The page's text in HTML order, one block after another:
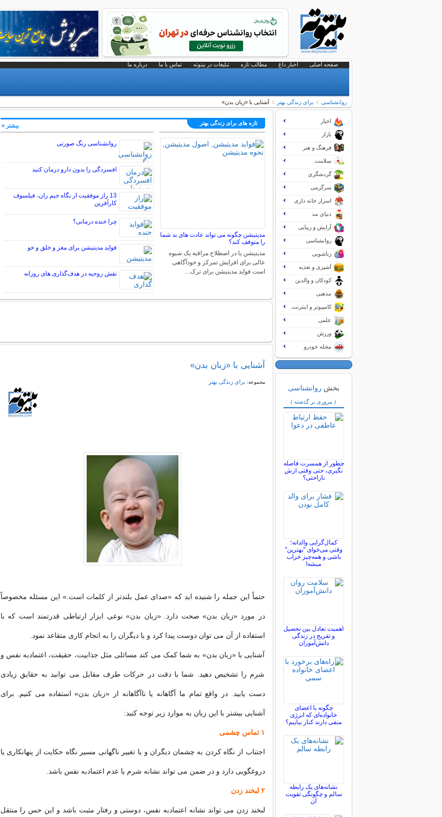
صفحه اصلی اخبار داغ مطالب تازه تبلیغات در بیتوته تماس با ما درباره ما
روانشناسی برای زندگی بهتر آشنایی با «زبان بدن»
تازه های برای زندگی بهتر
مدیتیشن چگونه می تواند عادت های بد شما
را متوقف کند؟
مدیتیشن یا در اصطلاح مراقبه یک شیوه
عالی برای افزایش تمرکز و خودآگاهی
است فواید مدیتیشن برای ترک…
روانشناسی رنگ صورتی
افسردگی را بدون دارو درمان کنید
13 راز موفقیت از نگاه جیم ران، فیلسوف
کارآفرین
چرا خنده درمانی؟
فواید مدیتیشن برای مغز و خلق و خو
نقش روحیه در هدف‌گذاری‌ های روزانه
بیشتر »
آشنایی با «زبان بدن»
مجموعه: برای زندگی بهتر
حتماً این جمله را شنیده اید که «صدای عمل بلندتر از کلمات است.» این مسئله مخصوصاً
در مورد «زبان بدن» صحت دارد. «زبان بدن» نوعی ابزار ارتباطی قدرتمند است که با
استفاده از آن می توان دوست پیدا کرد و یا دیگران را به انجام کاری متقاعد نمود.
آشنایی با «زبان بدن» به شما کمک می کند مسائلی مثل جذابیت، حقیقت، اعتمادبه نفس و
شرم را تشخیص دهید. شما با دقت در حرکات طرف مقابل می توانید به حقایق زیادی
دست یابید. در واقع تمام ما آگاهانه یا ناآگاهانه از «زبان بدن» استفاده می کنیم. برای
آشنایی بیشتر با این زبان به موارد زیر توجه کنید:
۱ تماس چشمی
اجتناب از نگاه کردن به چشمان دیگران و یا تغییر ناگهانی مسیر نگاه حکایت از پنهانکاری یا
دروغگویی دارد و در ضمن می تواند نشانه شرم یا عدم اعتمادبه نفس باشد.
۲ لبخند زدن
لبخند زدن می تواند نشانه اعتمادبه نفس، دوستی و رفتار مثبت باشد و این حس را منتقل
اخبار
بازار
فرهنگ و هنر
سلامت
گردشگری
سرگرمی
اسرار خانه داری
دنیای مد
آرایش و زیبایی
روانشناسی
زناشویی
آشپزی و تغذیه
کودکان و والدین
مذهبی
کامپیوتر و اینترنت
علمی
ورزش
مجله خودرو
بخش روانشناسی
( مروری بر گذشته )
چطور از همسرت فاصله
نگيری، حتی وقتی ازش
ناراحتی؟
کمال‌گرایی والدانه؛
وقتی می‌خوای "بهترین"
باشی و همه‌چیز خراب
میشه!
اهمیت تعادل بین تحصیل
و تفریح در زندگی
دانش‌آموزان
چگونه با اعضای
خانواده‌ای که انرژی
منفی دارند کنار بیاییم؟
نشانه‌های یک رابطه
سالم و چگونگی تقویت
آن